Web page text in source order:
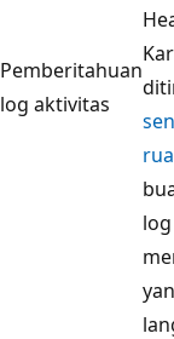
Pemberitahuan
log aktivitas